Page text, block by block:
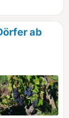
mit Monsols
den Zug
Strecke,
und in ihrer
ab